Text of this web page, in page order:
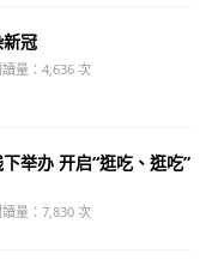
冠
量：4,636 次
举办 开启“逛吃、逛吃”
量：7,830 次